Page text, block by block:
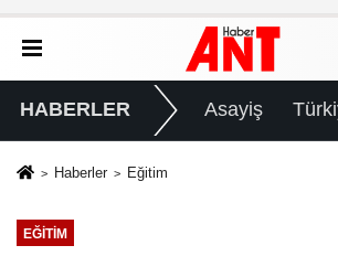
HABERLER Asayiş
Haberler Eğitim
EĞITIM